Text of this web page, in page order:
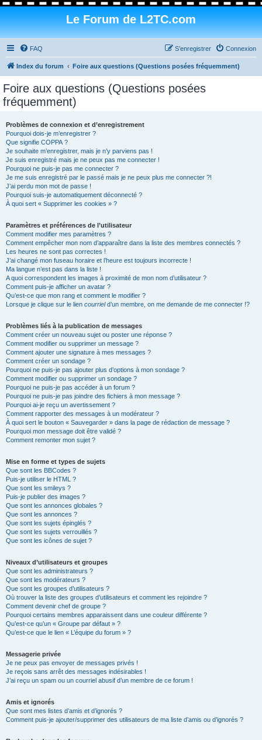
Le Forum de L2TC.com
FAQ Connexion
S’enregistrer
Index du forum Foire aux questions (Questions posées fréquemment)
Foire aux questions (Questions posées
fréquemment)
Problèmes de connexion et d’enregistrement
Pourquoi dois-je m’enregistrer ?
Que signifie COPPA ?
Je souhaite m’enregistrer, mais je n’y parviens pas !
Je suis enregistré mais je ne peux pas me connecter !
Pourquoi ne puis-je pas me connecter ?
Je me suis enregistré par le passé mais je ne peux plus me connecter ?!
J’ai perdu mon mot de passe !
Pourquoi suis-je automatiquement déconnecté ?
À quoi sert « Supprimer les cookies » ?
Paramètres et préférences de l’utilisateur
Comment modifier mes paramètres ?
Comment empêcher mon nom d’apparaître dans la liste des membres connectés ?
Les heures ne sont pas correctes !
J’ai changé mon fuseau horaire et l’heure est toujours incorrecte !
Ma langue n’est pas dans la liste !
A quoi correspondent les images à proximité de mon nom d’utilisateur ?
Comment puis-je afficher un avatar ?
Qu’est-ce que mon rang et comment le modifier ?
Lorsque je clique sur le lien courrield’un membre, on me demande de me connecter !?
Problèmes liés à la publication de messages
Comment créer un nouveau sujet ou poster une réponse ?
Comment modifier ou supprimer un message ?
Comment ajouter une signature à mes messages ?
Comment créer un sondage ?
Pourquoi ne puis-je pas ajouter plus d’options à mon sondage ?
Comment modifier ou supprimer un sondage ?
Pourquoi ne puis-je pas accéder à un forum ?
Pourquoi ne puis-je pas joindre des fichiers à mon message ?
Pourquoi ai-je reçu un avertissement ?
Comment rapporter des messages à un modérateur ?
À quoi sert le bouton « Sauvegarder » dans la page de rédaction de message ?
Pourquoi mon message doit être validé ?
Comment remonter mon sujet ?
Mise en forme et types de sujets
Que sont les BBCodes ?
Puis-je utiliser le HTML ?
Que sont les smileys ?
Puis-je publier des images ?
Que sont les annonces globales ?
Que sont les annonces ?
Que sont les sujets épinglés ?
Que sont les sujets verrouillés ?
Que sont les icônes de sujet ?
Niveaux d’utilisateurs et groupes
Que sont les administrateurs ?
Que sont les modérateurs ?
Que sont les groupes d’utilisateurs ?
Où trouver la liste des groupes d’utilisateurs et comment les rejoindre ?
Comment devenir chef de groupe ?
Pourquoi certains membres apparaissent dans une couleur différente ?
Qu’est-ce qu’un « Groupe par défaut » ?
Qu’est-ce que le lien « L’équipe du forum » ?
Messagerie privée
Je ne peux pas envoyer de messages privés !
Je reçois sans arrêt des messages indésirables !
J’ai reçu un spam ou un courriel abusif d’un membre de ce forum !
Amis et ignorés
Que sont mes listes d’amis et d’ignorés ?
Comment puis-je ajouter/supprimer des utilisateurs de ma liste d’amis ou d’ignorés ?